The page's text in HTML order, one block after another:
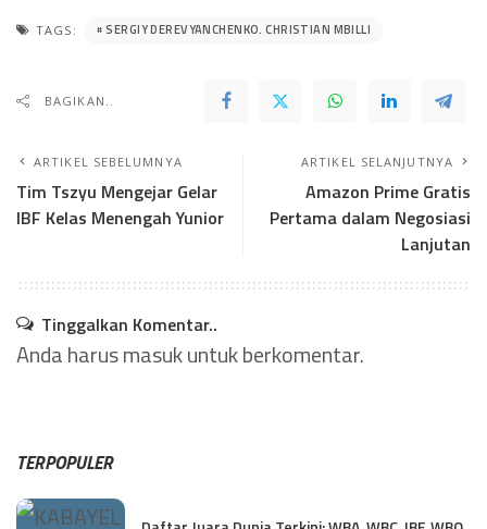
TAGS: SERGIY DEREVYANCHENKO. CHRISTIAN MBILLI
BAGIKAN..
ARTIKEL SEBELUMNYA
Tim Tszyu Mengejar Gelar
IBF Kelas Menengah Yunior
ARTIKEL SELANJUTNYA
Amazon Prime Gratis
Pertama dalam Negosiasi
Lanjutan
Tinggalkan Komentar..
Anda harusmasukuntuk berkomentar.
TERPOPULER